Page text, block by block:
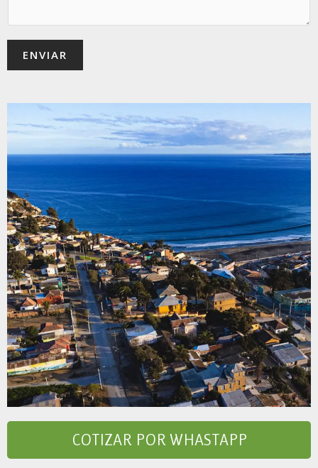
ENVIAR
COTIZAR POR WHASTAPP